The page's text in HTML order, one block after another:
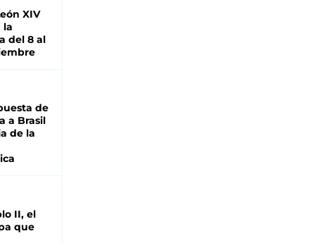
XIV
la
del 8 al
de
a Brasil
de la
II, el
que